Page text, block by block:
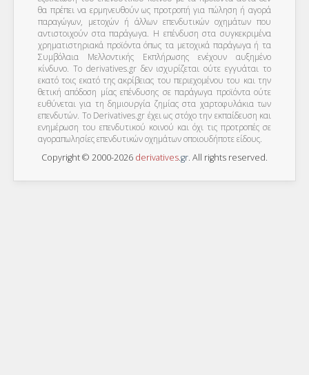
θα πρέπει να ερμηνευθούν ως προτροπή για πώληση ή αγορά
παραγώγων, μετοχών ή άλλων επενδυτικών οχημάτων που
αντιστοιχούν στα παράγωγα. Η επένδυση στα συγκεκριμένα
χρηματιστηριακά προϊόντα όπως τα μετοχικά παράγωγα ή τα
Συμβόλαια Μελλοντικής Εκπλήρωσης ενέχουν αυξημένο
κίνδυνο. Το derivatives.gr δεν ισχυρίζεται ούτε εγγυάται το
εκατό τοις εκατό της ακρίβειας του περιεχομένου του και την
θετική απόδοση μίας επένδυσης σε παράγωγα προϊόντα ούτε
ευθύνεται για τη δημιουργία ζημίας στα χαρτοφυλάκια των
επενδυτών. To Derivatives.gr έχει ως στόχο την εκπαίδευση και
ενημέρωση του επενδυτικού κοινού και όχι τις προτροπές σε
αγοραπωλησίες επενδυτικών οχημάτων οποιουδήποτε είδους.
Copyright © 2000-2026 derivatives.gr. All rights reserved.